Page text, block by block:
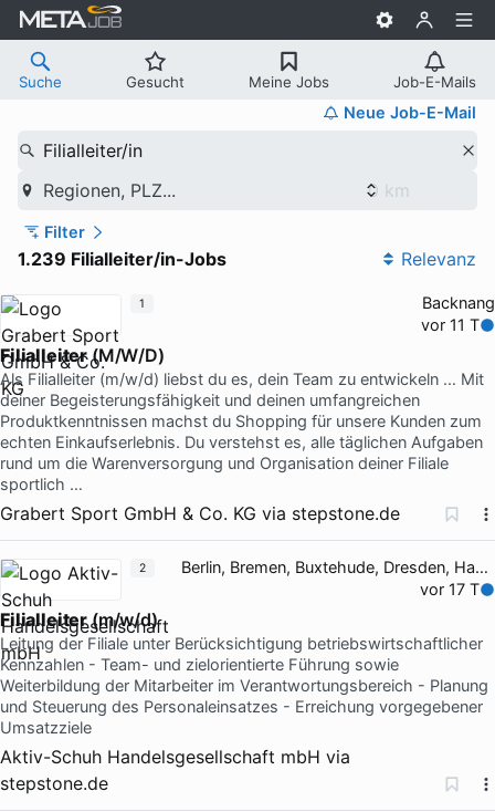
Suche Gesucht Meine Jobs Job-E-Mails
Neue Job-E-Mail
Filialleiter/in
Regionen, PLZ...
Filter
1.239 Filialleiter/in-Jobs Relevanz
Backnang
vor 11 T
Filialleiter(M/W/D)
Als Filialleiter (m/w/d) liebst du es, dein Team zu entwickeln … Mit
deiner Begeisterungsfähigkeit und deinen umfangreichen
Produktkenntnissen machst du Shopping für unsere Kunden zum
echten Einkaufserlebnis. Du verstehst es, alle täglichen Aufgaben
rund um die Warenversorgung und Organisation deiner Filiale
sportlich …
Grabert Sport GmbH & Co. KG via stepstone.de
1
Berlin, Bremen, Buxtehude, Dresden, Hamburg
vor 17 T
Filialleiter(m/w/d)
Leitung der Filiale unter Berücksichtigung betriebswirtschaftlicher
Kennzahlen - Team- und zielorientierte Führung sowie
Weiterbildung der Mitarbeiter im Verantwortungsbereich - Planung
und Steuerung des Personaleinsatzes - Erreichung vorgegebener
Umsatzziele
Aktiv-Schuh Handelsgesellschaft mbH via
stepstone.de
2